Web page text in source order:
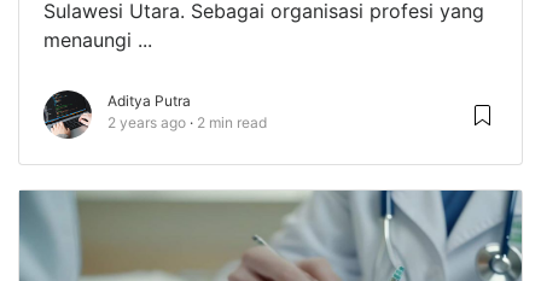
Sulawesi Utara. Sebagai organisasi profesi yang
menaungi ...
Aditya Putra
2 years ago
2 min read